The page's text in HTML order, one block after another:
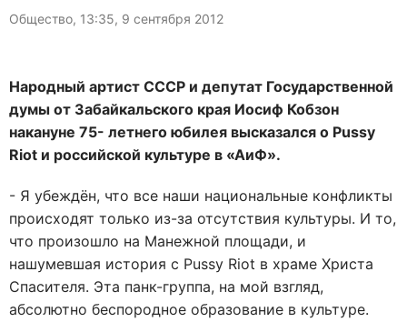
Общество, 13:35, 9 сентября 2012
Народный артист СССР и депутат Государственной
думы от Забайкальского края Иосиф Кобзон
накануне 75- летнего юбилея высказался о Pussy
Riot и российской культуре в «АиФ».
- Я убеждён, что все наши национальные конфликты
происходят только из-за отсутствия культуры. И то,
что произошло на Манежной площади, и
нашумевшая история с Pussy Riot в храме Христа
Cпасителя. Эта панк-группа, на мой взгляд,
абсолютно беспородное образование в культуре.